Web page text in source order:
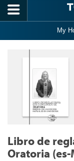
Skip to main content
My
Libro de
Oratoria